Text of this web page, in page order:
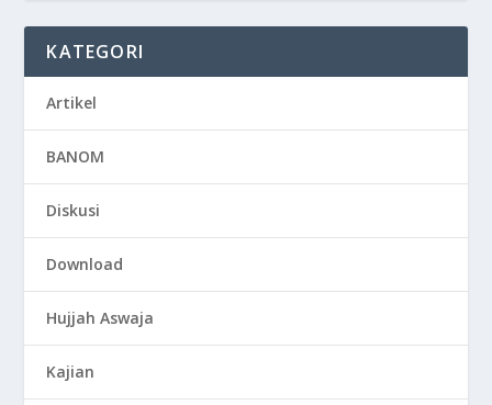
KATEGORI
Artikel
BANOM
Diskusi
Download
Hujjah Aswaja
Kajian